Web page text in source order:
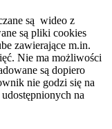
są wideo z
są pliki cookies
zawierające m.in.
Nie ma możliwości
są dopiero
nie godzi się na
na